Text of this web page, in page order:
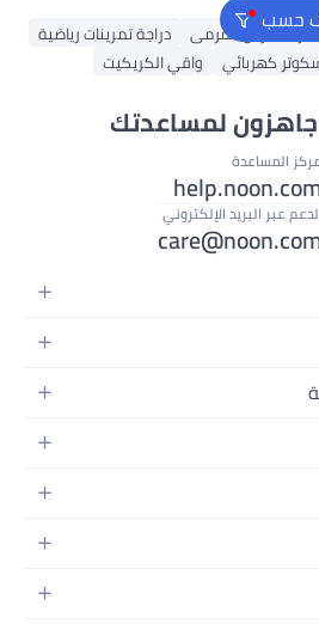
حسبحارس المرمى
دراجة تمرينات رياضية
كهربائي واقي الكريكيت
جاهزون لمساعدتك
المساعدة
عبر البريد الإلكتروني